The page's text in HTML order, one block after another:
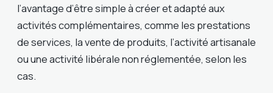
l’avantage d’être simple à créer et adapté aux
activités complémentaires, comme les prestations
de services, la vente de produits, l’activité artisanale
ou une activité libérale non réglementée, selon les
cas.